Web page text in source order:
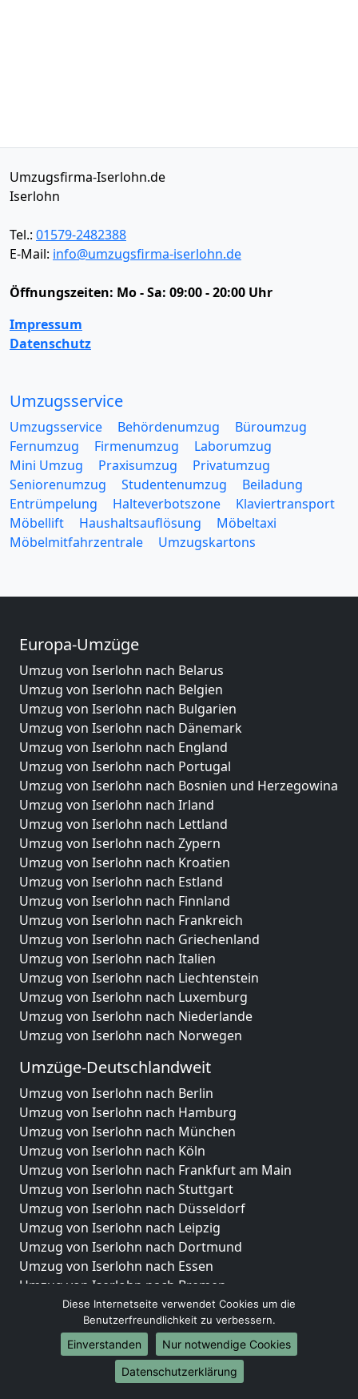
Umzugsfirma-Iserlohn.de
Iserlohn
Tel.: 01579-2482388
E-Mail: info@umzugsfirma-iserlohn.de
Öffnungszeiten: Mo - Sa: 09:00 - 20:00 Uhr
Impressum
Datenschutz
Umzugsservice
Umzugsservice Behördenumzug
Büroumzug
Fernumzug
Firmenumzug
Laborumzug
Mini Umzug
Praxisumzug
Privatumzug
Seniorenumzug
Studentenumzug
Beiladung
Entrümpelung
Halteverbotszone
Klaviertransport
Möbellift
Haushaltsauflösung
Möbeltaxi
Möbelmitfahrzentrale
Umzugskartons
Europa-Umzüge
Umzug von Iserlohn nach Belarus
Umzug von Iserlohn nach Belgien
Umzug von Iserlohn nach Bulgarien
Umzug von Iserlohn nach Dänemark
Umzug von Iserlohn nach England
Umzug von Iserlohn nach Portugal
Umzug von Iserlohn nach Bosnien und Herzegowina
Umzug von Iserlohn nach Irland
Umzug von Iserlohn nach Lettland
Umzug von Iserlohn nach Zypern
Umzug von Iserlohn nach Kroatien
Umzug von Iserlohn nach Estland
Umzug von Iserlohn nach Finnland
Umzug von Iserlohn nach Frankreich
Umzug von Iserlohn nach Griechenland
Umzug von Iserlohn nach Italien
Umzug von Iserlohn nach Liechtenstein
Umzug von Iserlohn nach Luxemburg
Umzug von Iserlohn nach Niederlande
Umzug von Iserlohn nach Norwegen
Umzüge-Deutschlandweit
Umzug von Iserlohn nach Berlin
Umzug von Iserlohn nach Hamburg
Umzug von Iserlohn nach München
Umzug von Iserlohn nach Köln
Umzug von Iserlohn nach Frankfurt am Main
Umzug von Iserlohn nach Stuttgart
Umzug von Iserlohn nach Düsseldorf
Umzug von Iserlohn nach Leipzig
Umzug von Iserlohn nach Dortmund
Umzug von Iserlohn nach Essen
Umzug von Iserlohn nach Bremen
Umzug von Iserlohn nach Dresden
Umzug von Iserlohn nach Hannover
Umzug von Iserlohn nach Nürnberg
Umzug von Iserlohn nach Duisburg
Umzug von Iserlohn nach Bochum
Diese Internetseite verwendet Cookies um die
Benutzerfreundlichkeit zu verbessern.
Einverstanden
Nur notwendige Cookies
Datenschutzerklärung